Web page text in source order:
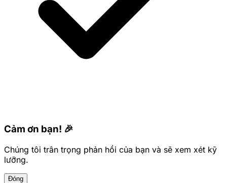
Cảm ơn bạn! 🎉
Chúng tôi trân trọng phản hồi của bạn và sẽ xem xét kỹ
lưỡng.
Đóng